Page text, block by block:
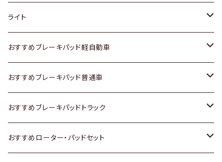
ホンダ
スズキ
日産
いすゞ
ダイハツ
トヨタ
ホンダ
スズキ
日産
いすゞ
ライト
トヨタ
スズキ
日産
いすゞ
おすすめブレーキパッド軽自動車
トヨタ
ホンダ
スズキ
おすすめブレーキパッド普通車
トヨタ
ホンダ
おすすめブレーキパッドトラック
トヨタ
おすすめローター・パッドセット